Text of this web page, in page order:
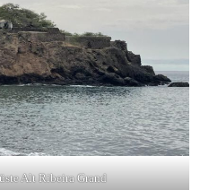
Alt Ribeira Grand